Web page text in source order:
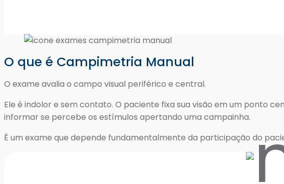
O que é Campimetria Manual
O exame avalia o campo visual periférico e central.
Ele é indolor e sem contato. O paciente fixa sua visão em um ponto
informar se percebe os estímulos apertando uma campainha.
É um exame que depende fundamentalmente da participação do